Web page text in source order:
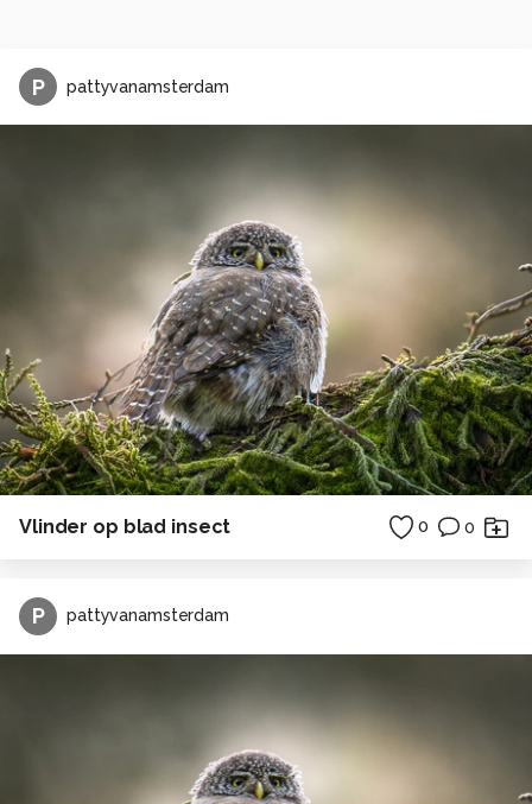
P pattyvanamsterdam
Vlinder op blad insect 0 0
P pattyvanamsterdam